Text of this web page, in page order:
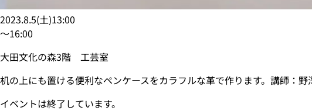
2023.8.5(土)13:00
〜16:00
大田文化の森3階 工芸室
机の上にも置ける便利なペンケースをカラフルな革で作ります。講師：野
イベントは終了しています。